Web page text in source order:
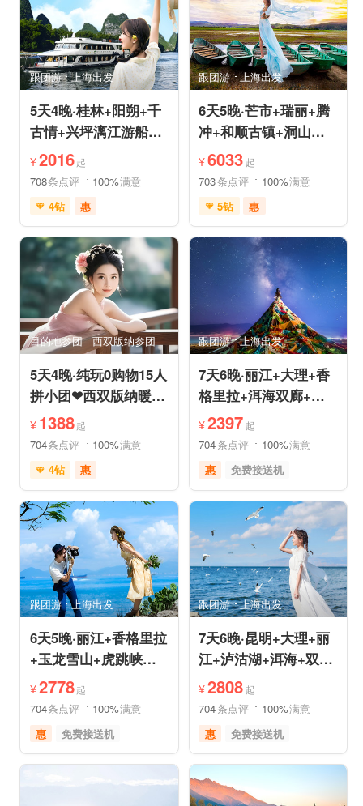
环游洱海
跟团游 上海出发
5天4晚·桂林+阳朔+千
古情+兴坪漓江游船
+古东森林瀑布+十里
画廊
¥2016起
708条点评 100%满意
4钻
惠
免费接送机
世界遗产
雪山之旅
森林草原
行车时长短
祈福之旅
赏花之旅
目的地参团 西双版纳参团
5天4晚·纯玩0购物15人
拼小团❤西双版纳暖冬
爆品❤品牌温德姆·亲
子游
¥ 1388起
704条点评 100%满意
4钻
惠
免费接送机
免费WIFI
管家服务
品质游
情侣游
摄影之旅
休闲度假
自然山水
美食享受
乡村趣游
森林公园
美景探索
深度人文
世界遗产
特色民宿
自由活动
跟团游 上海出发
6天5晚·丽江+香格里拉
+玉龙雪山+虎跳峡半
自助游
¥2778起
704条点评 100%满意
惠
免费接送机
休闲游
世界遗产
雪山之旅
美食享受
摄影之旅
自然山水
跟团游 上海出发
6天5晚·芒市+瑞丽+腾
冲+和顺古镇+洞山温
泉+中缅姐告国门跟团
游
¥6033 起
703条点评 100%满意
5钻
惠
充足自由时间
免费接送机
休闲游
祈福之旅
赏花之旅
跟团游 上海出发
7天6晚·丽江+大理+香
格里拉+洱海双廊+虎
跳峡跟团游
¥2397 起
704条点评 100%满意
惠
免费接送机
品质游
世界遗产
雪山之旅
美食享受
摄影之旅
跟团游 上海出发
7天6晚·昆明+大理+丽
江+泸沽湖+洱海+双廊
+圣托里尼跟团游
¥2808 起
704条点评 100%满意
惠
免费接送机
品质游
世界遗产
美食享受
自然山水
摄影之旅